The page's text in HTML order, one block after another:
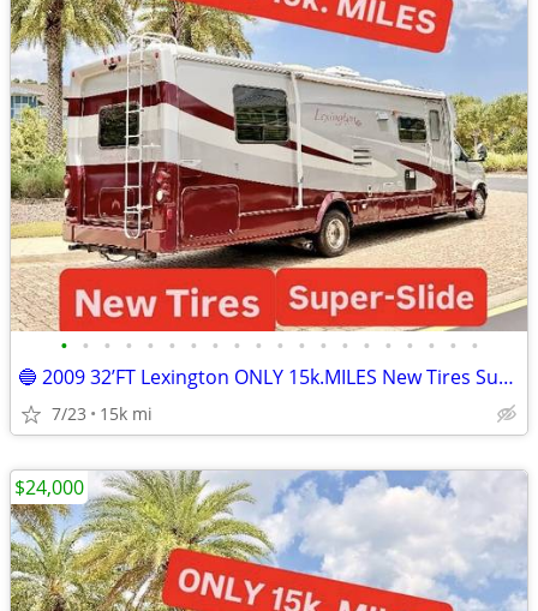
• • • • • • • • • • • • • • • • • • • •
🔵 2009 32’FT Lexington ONLY 15k.MILES New Tires Super Slide-Out
7/23 15k mi
$24,000